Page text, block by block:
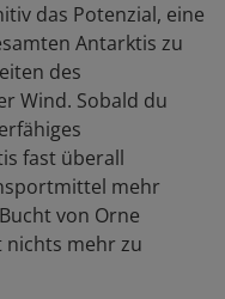
das Potenzial, eine
Antarktis zu
des
Wind. Sobald du
fast überall
mehr
von Orne
mehr zu